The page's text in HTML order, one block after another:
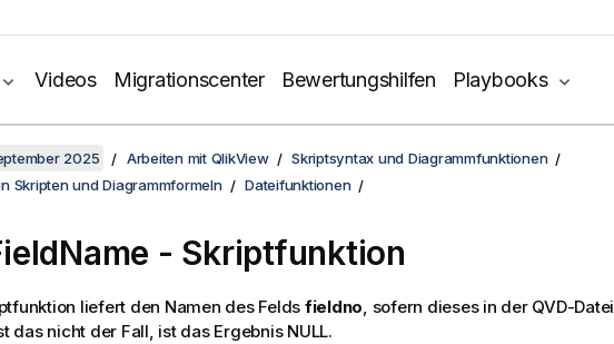
Videos Migrationscenter Bewertungshilfen Playbooks
2025 Arbeiten mit QlikView
Skriptsyntax und Diagrammfunktionen
Skripten und Diagrammformeln
Dateifunktionen
- Skriptfunktion
liefert den Namen des Felds fieldno, sofern dieses in der QVD-Datei
das nicht der Fall, ist das Ergebnis NULL.